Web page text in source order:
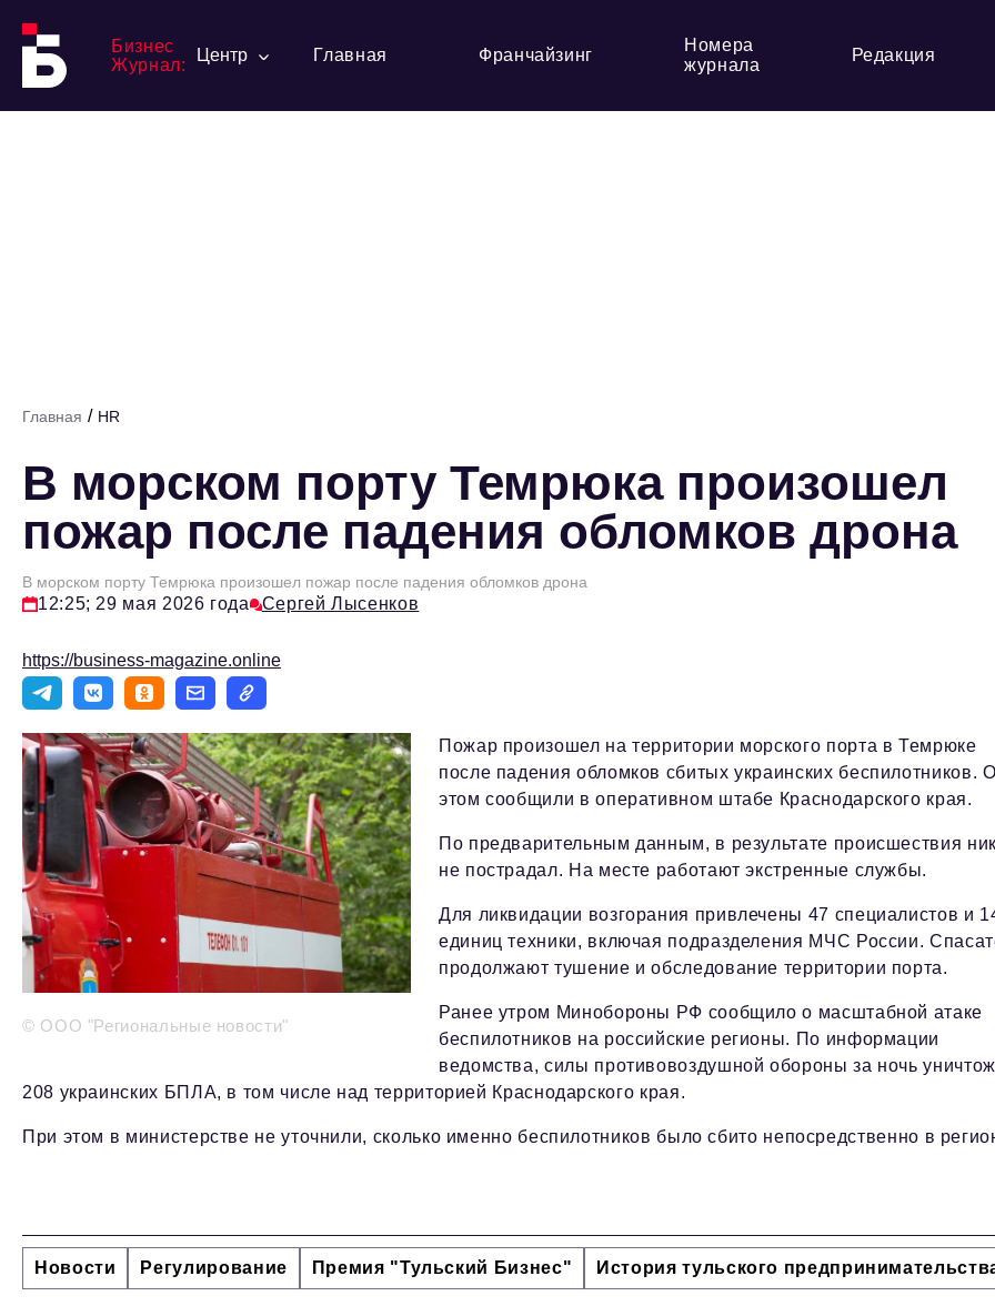
Бизнес
Журнал:
Центр Главная Франчайзинг
Номера
журнала
Редакция
Главная / HR
В морском порту Темрюка произошел
пожар после падения обломков дрона
В морском порту Темрюка произошел пожар после падения обломков дрона
12:25; 29 мая 2026 года Сергей Лысенков
https://business-magazine.online
© ООО "Региональные новости"
Пожар произошел на территории морского порта в Темрюке
после падения обломков сбитых украинских беспилотников.
этом сообщили в оперативном штабе Краснодарского края.
По предварительным данным, в результате происшествия
не пострадал. На месте работают экстренные службы.
Для ликвидации возгорания привлечены 47 специалистов и
единиц техники, включая подразделения МЧС России.
продолжают тушение и обследование территории порта.
Ранее утром Минобороны РФ сообщило о масштабной атаке
беспилотников на российские регионы. По информации
ведомства, силы противовоздушной обороны за ночь
208 украинских БПЛА, в том числе над территорией Краснодарского края.
При этом в министерстве не уточнили, сколько именно беспилотников было сбито непосредственно в
Новости Регулирование Премия "Тульский Бизнес" История тульского